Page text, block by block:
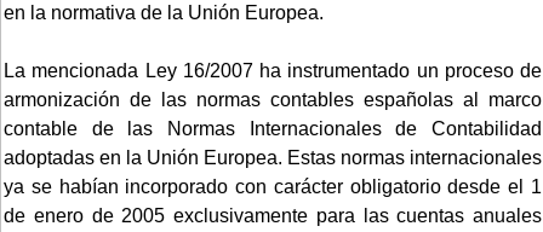
en la normativa de la Unión Europea.
La mencionada Ley 16/2007 ha instrumentado un proceso de
armonización de las normas contables españolas al marco
contable de las Normas Internacionales de Contabilidad
adoptadas en la Unión Europea. Estas normas internacionales
ya se habían incorporado con carácter obligatorio desde el 1
de enero de 2005 exclusivamente para las cuentas anuales